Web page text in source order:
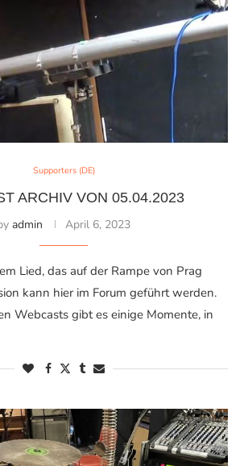
Supporters (DE)
ARCHIV VON 05.04.2023
admin April 6, 2023
Lied, das auf der Rampe von Prag
kann hier im Forum geführt werden.
Webcasts gibt es einige Momente, in